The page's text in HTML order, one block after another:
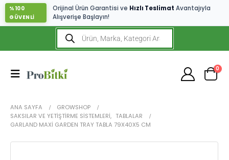
%100
GÜVENLİ
Orijinal Ürün Garantisi ve Hızlı Teslimat Avantajıyla
Alışverişe Başlayın!
0
ANA SAYFA
GROWSHOP
SAKSILAR VE YETIŞTIRME SISTEMLERI, TABLALAR
GARLAND MAXI GARDEN TRAY TABLA 79X40X5 CM